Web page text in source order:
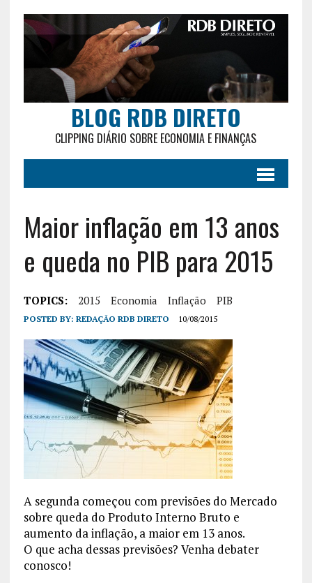
BLOG RDB DIRETO
CLIPPING DIÁRIO SOBRE ECONOMIA E FINANÇAS
Maior inflação em 13 anos
e queda no PIB para 2015
TOPICS: 2015 Economia Inflação PIB
POSTED BY: REDAÇÃO RDB DIRETO 10/08/2015
A segunda começou com previsões do Mercado
sobre queda do Produto Interno Bruto e
aumento da inflação, a maior em 13 anos.
O que acha dessas previsões? Venha debater
conosco!